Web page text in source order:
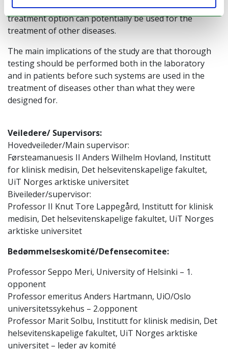
other blood proteins. This can be beneficial and this
treatment option can potentially be used for the
treatment of other diseases.
The main implications of the study are that thorough
testing should be performed both in the laboratory
and in patients before such systems are used in the
treatment of diseases other than what they were
designed for.
Veiledere/ Supervisors:
Hovedveileder/Main supervisor:
Førsteamanuesis II Anders Wilhelm Hovland, Institutt
for klinisk medisin, Det helsevitenskapelige fakultet,
UiT Norges arktiske universitet
Biveileder/supervisor:
Professor II Knut Tore Lappegård, Institutt for klinisk
medisin, Det helsevitenskapelige fakultet, UiT Norges
arktiske universitet
Bedømmelseskomité/Defensecomitee:
Professor Seppo Meri, University of Helsinki – 1.
opponent
Professor emeritus Anders Hartmann, UiO/Oslo
universitetssykehus – 2.opponent
Professor Marit Solbu, Institutt for klinisk medisin, Det
helsevitenskapelige fakultet, UiT Norges arktiske
universitet – leder av komité